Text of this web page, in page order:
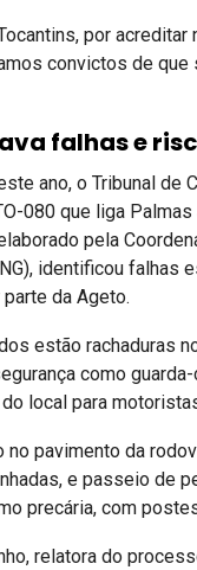
por
convictos de que
falhas e
ano, o Tribunal de
080 que liga
pela
identificou
da Ageto.
estão rachaduras
como
local para
no pavimento da
e passeio de
precária, com
relatora do